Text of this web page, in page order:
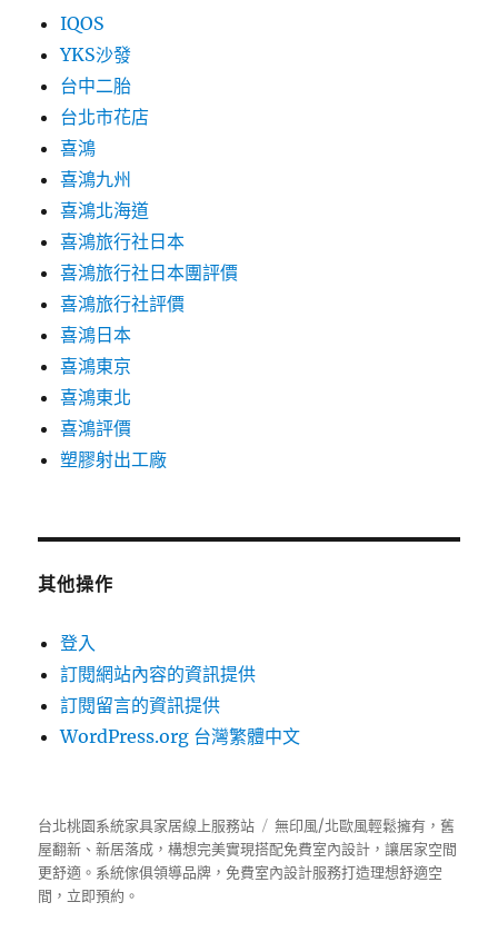
IQOS
YKS沙發
台中二胎
台北市花店
喜鴻
喜鴻九州
喜鴻北海道
喜鴻旅行社日本
喜鴻旅行社日本團評價
喜鴻旅行社評價
喜鴻日本
喜鴻東京
喜鴻東北
喜鴻評價
塑膠射出工廠
其他操作
登入
訂閱網站內容的資訊提供
訂閱留言的資訊提供
WordPress.org 台灣繁體中文
台北桃園系統家具家居線上服務站
無印風/北歐風輕鬆擁有，舊
屋翻新、新居落成，構想完美實現搭配免費室內設計，讓居家空間
更舒適。 系統傢俱領導品牌，免費室內設計服務打造理想舒適空
間，立即預約。